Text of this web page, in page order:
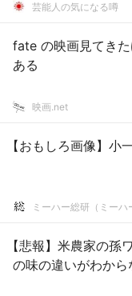
芸能人の気になる噂
fate の映画見てき
ある
映画.net
【おもしろ画像】
ミーハー総研（ミーハ
【悲報】米農家の孫
の味の違いがわから